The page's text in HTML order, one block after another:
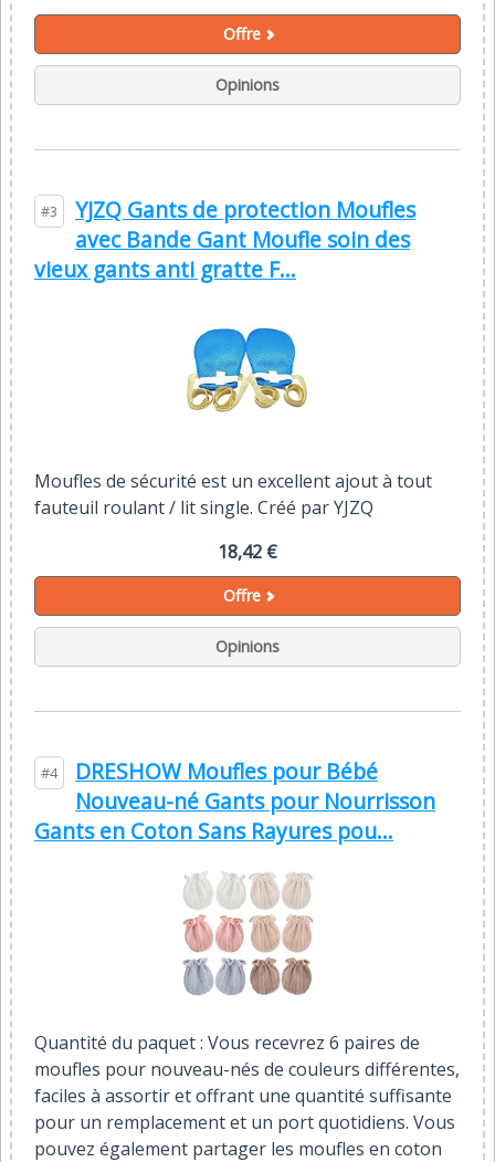
Offre
Opinions
#3
YJZQ Gants de protection Moufles
avec Bande Gant Moufle soin des
vieux gants anti gratte F...
Moufles de sécurité est un excellent ajout à tout
fauteuil roulant / lit single. Créé par YJZQ
18,42 €
Offre
Opinions
#4
DRESHOW Moufles pour Bébé
Nouveau-né Gants pour Nourrisson
Gants en Coton Sans Rayures pou...
Quantité du paquet : Vous recevrez 6 paires de
moufles pour nouveau-nés de couleurs différentes,
faciles à assortir et offrant une quantité suffisante
pour un remplacement et un port quotidiens. Vous
pouvez également partager les moufles en coton